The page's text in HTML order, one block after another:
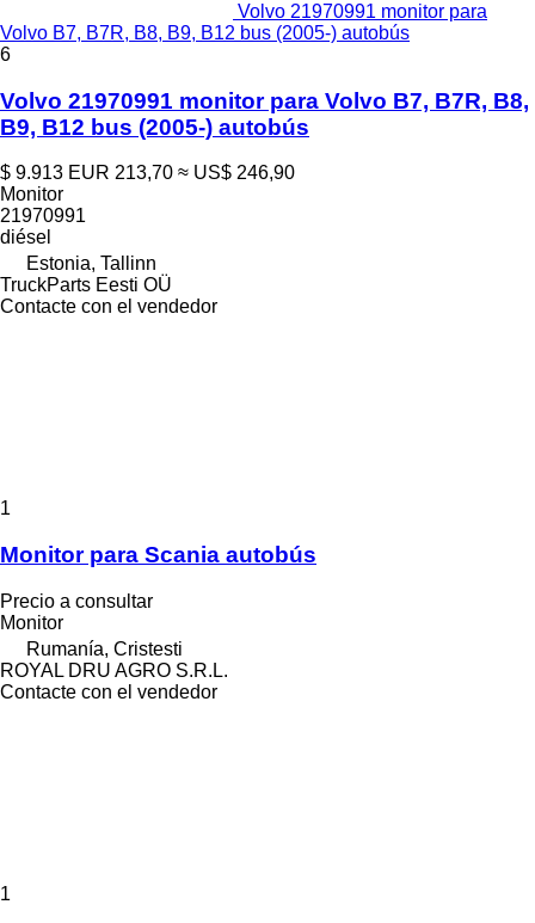
Volvo 21970991 monitor para
Volvo B7, B7R, B8, B9, B12 bus (2005-) autobús
6
Volvo 21970991 monitor para Volvo B7, B7R, B8,
B9, B12 bus (2005-) autobús
$ 9.913 EUR 213,70 ≈ US$ 246,90
Monitor
21970991
diésel
Estonia, Tallinn
TruckParts Eesti OÜ
Contacte con el vendedor
1
Monitor para Scania autobús
Precio a consultar
Monitor
Rumanía, Cristesti
ROYAL DRU AGRO S.R.L.
Contacte con el vendedor
1